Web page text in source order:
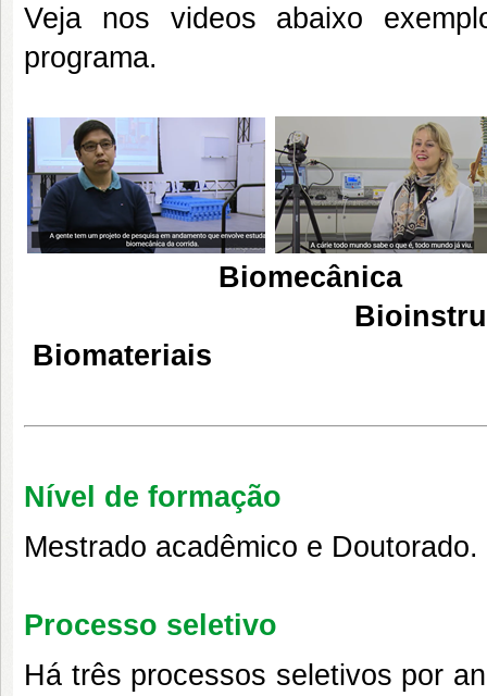
Veja nos videos abaixo
programa.
Biomateriais
Nível de formação
Mestrado acadêmico e Doutorado.
Processo seletivo
Há três processos seletivos por